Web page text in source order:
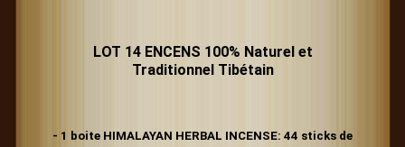
LOT 14 ENCENS 100% Naturel et
Traditionnel Tibétain
- 1 boite HIMALAYAN HERBAL INCENSE: 44 sticks de